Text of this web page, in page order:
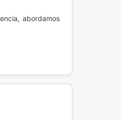
abordamos